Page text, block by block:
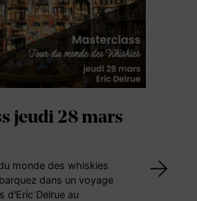
jeudi 28 mars
monde des whiskies
dans un voyage
d'Eric Delrue au